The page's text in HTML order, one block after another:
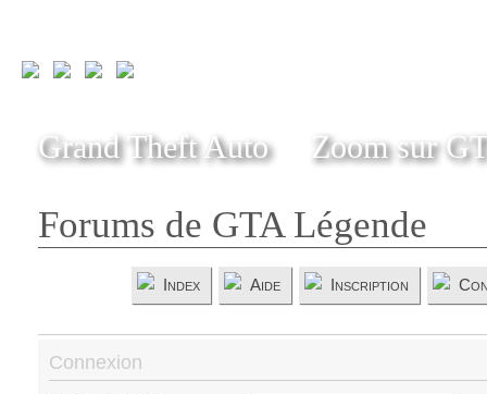
Grand Theft Auto Zoom sur
Forums de GTA Légende
Index Aide Inscription
Connexion